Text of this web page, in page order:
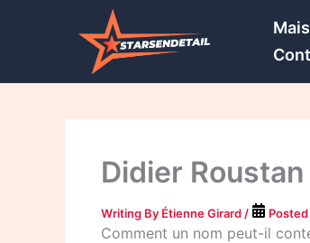
Didier
Writing By Étienne Girard / Posted
Comment un nom peut-il